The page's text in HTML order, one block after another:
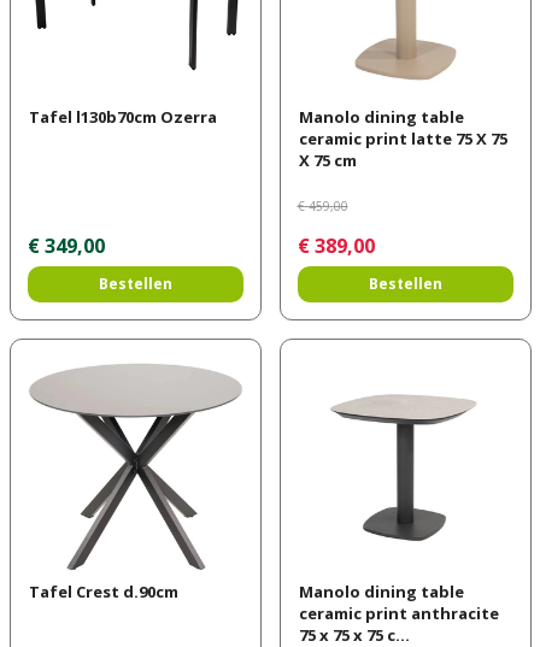
Tafel l130b70cm Ozerra
€ 349,00
Bestellen
Manolo dining table
ceramic print latte 75 X 75
X 75 cm
€ 459,00
€ 389,00
Bestellen
Tafel Crest d.90cm
Manolo dining table
ceramic print anthracite
75 x 75 x 75 c…